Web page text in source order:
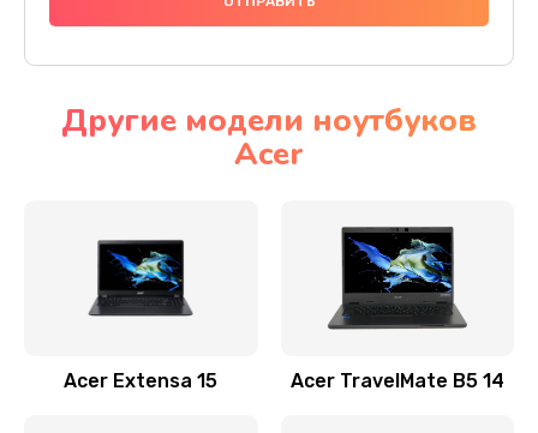
Ремонт подсветки
Настройка BIOS
Замена видеочипа
Заказать
Другие модели ноутбуков
Acer
Acer Extensa 15 Acer TravelMate B5 14